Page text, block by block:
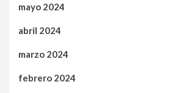
mayo 2024
abril 2024
marzo 2024
febrero 2024